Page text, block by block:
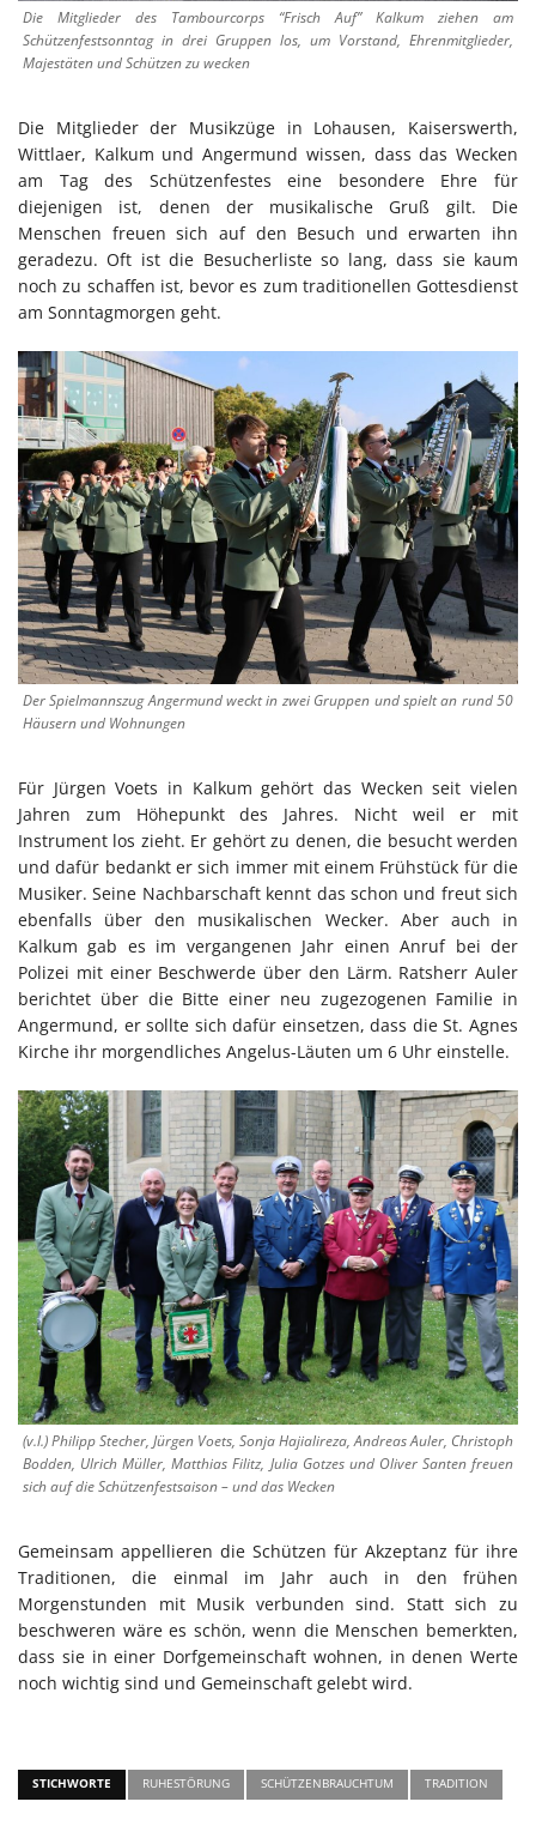
Die Mitglieder des Tambourcorps “Frisch Auf” Kalkum ziehen am
Schützenfestsonntag in drei Gruppen los, um Vorstand, Ehrenmitglieder,
Majestäten und Schützen zu wecken
Die Mitglieder der Musikzüge in Lohausen, Kaiserswerth,
Wittlaer, Kalkum und Angermund wissen, dass das Wecken
am Tag des Schützenfestes eine besondere Ehre für
diejenigen ist, denen der musikalische Gruß gilt. Die
Menschen freuen sich auf den Besuch und erwarten ihn
geradezu. Oft ist die Besucherliste so lang, dass sie kaum
noch zu schaffen ist, bevor es zum traditionellen Gottesdienst
am Sonntagmorgen geht.
Der Spielmannszug Angermund weckt in zwei Gruppen und spielt an rund 50
Häusern und Wohnungen
Für Jürgen Voets in Kalkum gehört das Wecken seit vielen
Jahren zum Höhepunkt des Jahres. Nicht weil er mit
Instrument los zieht. Er gehört zu denen, die besucht werden
und dafür bedankt er sich immer mit einem Frühstück für die
Musiker. Seine Nachbarschaft kennt das schon und freut sich
ebenfalls über den musikalischen Wecker. Aber auch in
Kalkum gab es im vergangenen Jahr einen Anruf bei der
Polizei mit einer Beschwerde über den Lärm. Ratsherr Auler
berichtet über die Bitte einer neu zugezogenen Familie in
Angermund, er sollte sich dafür einsetzen, dass die St. Agnes
Kirche ihr morgendliches Angelus-Läuten um 6 Uhr einstelle.
(v.l.) Philipp Stecher, Jürgen Voets, Sonja Hajialireza, Andreas Auler, Christoph
Bodden, Ulrich Müller, Matthias Filitz, Julia Gotzes und Oliver Santen freuen
sich auf die Schützenfestsaison – und das Wecken
Gemeinsam appellieren die Schützen für Akzeptanz für ihre
Traditionen, die einmal im Jahr auch in den frühen
Morgenstunden mit Musik verbunden sind. Statt sich zu
beschweren wäre es schön, wenn die Menschen bemerkten,
dass sie in einer Dorfgemeinschaft wohnen, in denen Werte
noch wichtig sind und Gemeinschaft gelebt wird.
STICHWORTE RUHESTÖRUNG SCHÜTZENBRAUCHTUM TRADITION